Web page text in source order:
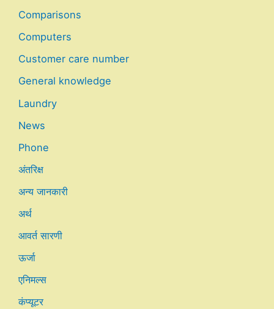
Comparisons
Computers
Customer care number
General knowledge
Laundry
News
Phone
अंतरिक्ष
अन्य जानकारी
अर्थ
आवर्त सारणी
ऊर्जा
एनिमल्स
कंप्यूटर